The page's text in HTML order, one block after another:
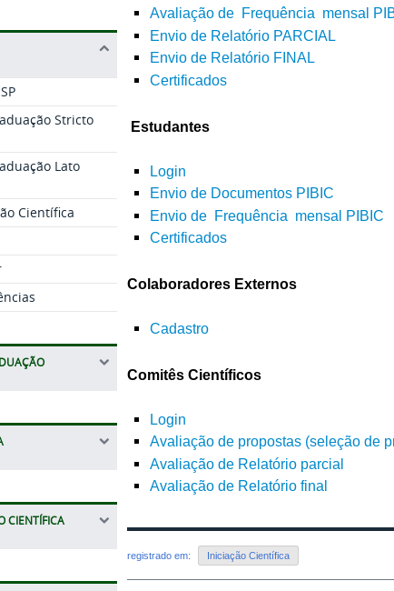
Stricto
Lato
Científica
CIENTÍFICA
Avaliação de Frequência mensal
Envio de Relatório PARCIAL
Envio de Relatório FINAL
Certificados
Estudantes
Login
Envio de Documentos PIBIC
Envio de Frequência mensal PIBIC
Certificados
Colaboradores Externos
Cadastro
Comitês Científicos
Login
Avaliação de propostas (seleção de
Avaliação de Relatório parcial
Avaliação de Relatório final
registrado em: Iniciação Científica